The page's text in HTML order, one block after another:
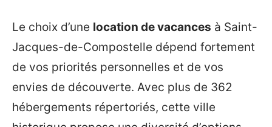
Le choix d’une location de vacances à Saint-
Jacques-de-Compostelle dépend fortement
de vos priorités personnelles et de vos
envies de découverte. Avec plus de 362
hébergements répertoriés, cette ville